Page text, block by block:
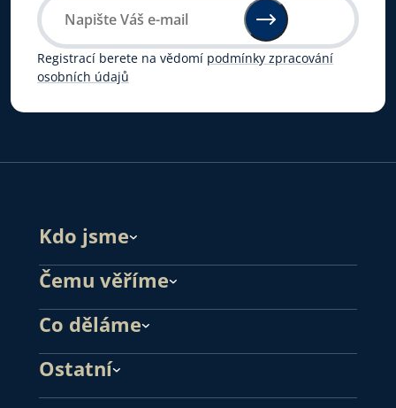
Registrací berete na vědomí podmínky zpracování
osobních údajů
Kdo jsme
Čemu věříme
Co děláme
Ostatní